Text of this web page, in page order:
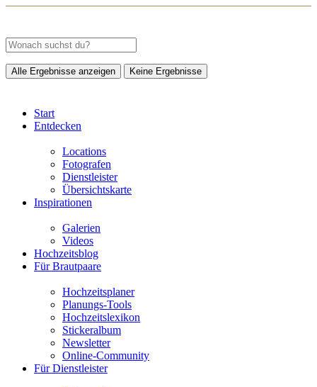
Alle Ergebnisse anzeigen Keine Ergebnisse
Start
Entdecken
Locations
Fotografen
Dienstleister
Übersichtskarte
Inspirationen
Galerien
Videos
Hochzeitsblog
Für Brautpaare
Hochzeitsplaner
Planungs-Tools
Hochzeitslexikon
Stickeralbum
Newsletter
Online-Community
Für Dienstleister